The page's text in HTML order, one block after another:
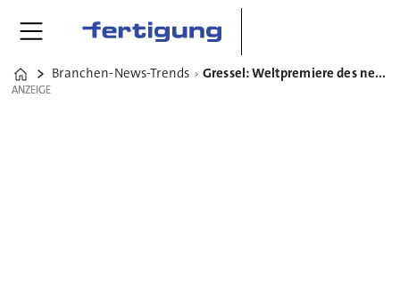
Home
Branchen-News-Trends Gressel: Weltpremiere des neuen modularen Doppelspanners D2
ANZEIGE
ANZEIGE